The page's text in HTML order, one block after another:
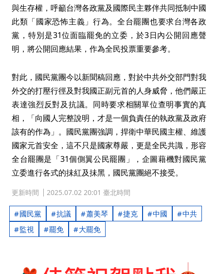
與生存權，呼籲台灣各政黨及國際民主夥伴共同抵制中國
此類「國家恐怖主義」行為。全台罷團也要求台灣各政
黨，特別是31位面臨罷免的立委，於3日內公開回應聲
明，將公開回應結果，作為全民投票重要參考。
對此，國民黨團今以新聞稿回應，對於中共外交部門對我
外交的打壓行徑及對我國正副元首的人身威脅，他們嚴正
表達強烈反對及抗議。同時要求相關單位查明事實的真
相，「向國人完整說明，才是一個負責任的執政黨及政府
該有的作為」。國民黨團強調，捍衛中華民國主權、維護
國家元首安全，這不只是國家尊嚴，更是全民共識，形容
全台罷團是「31個側翼公民罷團」，企圖藉機對國民黨
立委進行各式的抺紅及抺黑，國民黨團絕不接受。
更新時間 2025.07.02 20:01 臺北時間
國民黨 抗議 蕭美琴 捷克 中國
中共
監視
罷免 大罷免